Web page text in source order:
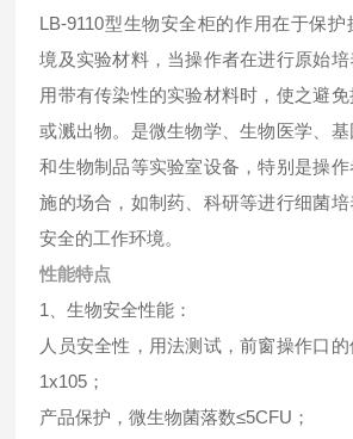
LB-9110型生物安全柜的作用在于保
境及实验材料，当操作者在进行原始
用带有传染性的实验材料时，使之避
或溅出物。是微生物学、生物医学、
和生物制品等实验室设备，特别是操
施的场合，如制药、科研等进行细菌
安全的工作环境。
性能特点
1、生物安全性能：
人员安全性，用法测试，前窗操作口
1x105；
产品保护，微生物菌落数≤5CFU；